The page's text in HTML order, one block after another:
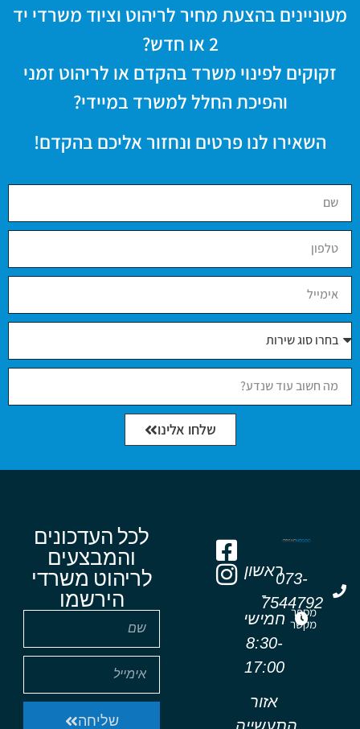
מעוניינים בהצעת מחיר לריהוט וציוד משרדי יד
2 או חדש?
זקוקים לפינוי משרד בהקדם או לריהוט זמני
והפיכת החלל למשרד במיידי?
השאירו לנו פרטים ונחזור אליכם בהקדם!
שלחו אלינו
073-
7544792
מספר
מקשר
ראשון
-
חמישי
8:30-
17:00
אזור
התעשייה,
לכל העדכונים
והמבצעים
לריהוט משרדי
הירשמו
שליחה